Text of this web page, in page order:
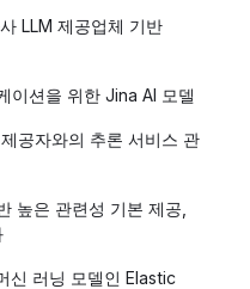
LLM 제공업체 기반
이션을 위한 Jina AI 모델
공자와의 추론 서비스 관
높은 관련성 기본 제공,
신 러닝 모델인 Elastic